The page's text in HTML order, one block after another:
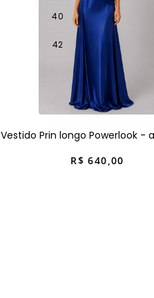
40
42
Vestido Prin longo Powerlook -
R$ 640,00